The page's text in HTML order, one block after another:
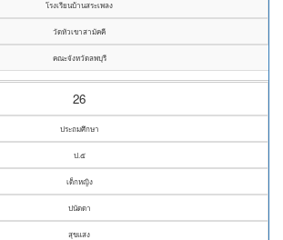
โรงเรียนบ้านสระเพลง
วัดหัวเขาสามัคคี
คณะจังหวัดลพบุรี
26
ประถมศึกษา
ป.๕
เด็กหญิง
ปนัดดา
สุขแสง